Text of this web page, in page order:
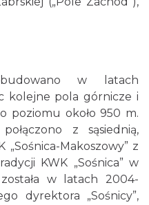
w latach
kolejne pola górnicze i
poziomu około 950 m.
z sąsiednią,
„Sośnica-Makoszowy” z
KWK „Sośnica” w
w latach 2004-
dyrektora „Sośnicy”,